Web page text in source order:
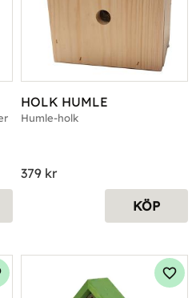
HOLK HUMLE
Humle-holk
379 kr
KÖP
till i favoriter